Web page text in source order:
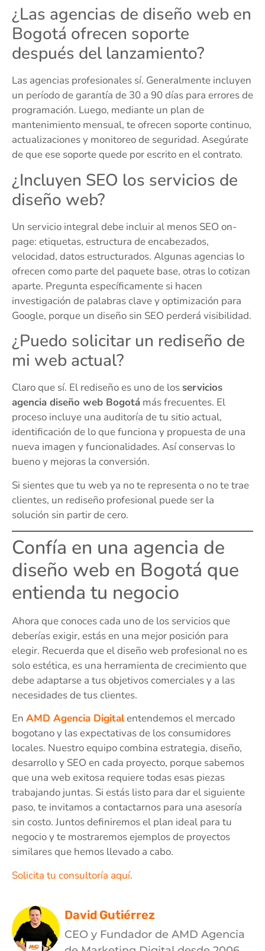
¿Las agencias de diseño web en
Bogotá ofrecen soporte
después del lanzamiento?
Las agencias profesionales sí. Generalmente incluyen
un período de garantía de 30 a 90 días para errores de
programación. Luego, mediante un plan de
mantenimiento mensual, te ofrecen soporte continuo,
actualizaciones y monitoreo de seguridad. Asegúrate
de que ese soporte quede por escrito en el contrato.
¿Incluyen SEO los servicios de
diseño web?
Un servicio integral debe incluir al menos SEO on-
page: etiquetas, estructura de encabezados,
velocidad, datos estructurados. Algunas agencias lo
ofrecen como parte del paquete base, otras lo cotizan
aparte. Pregunta específicamente si hacen
investigación de palabras clave y optimización para
Google, porque un diseño sin SEO perderá visibilidad.
¿Puedo solicitar un rediseño de
mi web actual?
Claro que sí. El rediseño es uno de losservicios
agencia diseño web Bogotá más frecuentes. El
proceso incluye una auditoría de tu sitio actual,
identificación de lo que funciona y propuesta de una
nueva imagen y funcionalidades. Así conservas lo
bueno y mejoras la conversión.
Si sientes que tu web ya no te representa o no te trae
clientes, un rediseño profesional puede ser la
solución sin partir de cero.
Confía en una agencia de
diseño web en Bogotá que
entienda tu negocio
Ahora que conoces cada uno de los servicios que
deberías exigir, estás en una mejor posición para
elegir. Recuerda que el diseño web profesional no es
solo estética, es una herramienta de crecimiento que
debe adaptarse a tus objetivos comerciales y a las
necesidades de tus clientes.
En AMD Agencia Digitalentendemos el mercado
bogotano y las expectativas de los consumidores
locales. Nuestro equipo combina estrategia, diseño,
desarrollo y SEO en cada proyecto, porque sabemos
que una web exitosa requiere todas esas piezas
trabajando juntas. Si estás listo para dar el siguiente
paso, te invitamos a contactarnos para una asesoría
sin costo. Juntos definiremos el plan ideal para tu
negocio y te mostraremos ejemplos de proyectos
similares que hemos llevado a cabo.
Solicita tu consultoría aquí.
David Gutiérrez
CEO y Fundador de AMD Agencia